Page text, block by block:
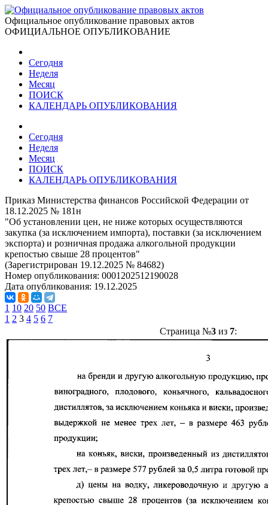
Официальное опубликование правовых актов
ОФИЦИАЛЬНОЕ ОПУБЛИКОВАНИЕ
Сегодня
Неделя
Месяц
ПОИСК
КАЛЕНДАРЬ ОПУБЛИКОВАНИЯ
Сегодня
Неделя
Месяц
ПОИСК
КАЛЕНДАРЬ ОПУБЛИКОВАНИЯ
Приказ Министерства финансов Российской Федерации от
18.12.2025 № 181н
"Об установлении цен, не ниже которых осуществляются
закупка (за исключением импорта), поставки (за исключением
экспорта) и розничная продажа алкогольной продукции
крепостью свыше 28 процентов"
(Зарегистрирован 19.12.2025 № 84682)
Номер опубликования: 0001202512190028
Дата опубликования: 19.12.2025
1 10 20 50 ВСЕ
1 2 3 4 5 6 7
Страница №3из 7: